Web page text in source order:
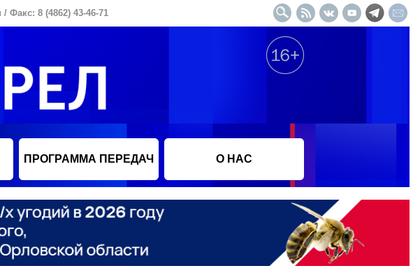
Факс: 8 (4862) 43-46-71
ПРОГРАММА ПЕРЕДАЧ О НАС